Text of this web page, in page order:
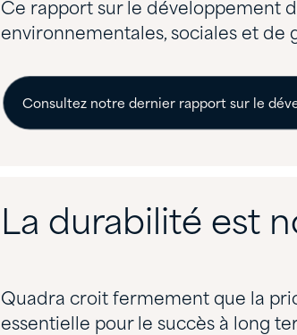
Ce rapport sur le développement
environnementales, sociales et de
Consultez notre dernier rapport sur le
La durabilité est
Quadra croit fermement que la
essentielle pour le succès à long